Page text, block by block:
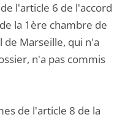
l'article 6 de l'accord
la 1ère chambre de
Marseille, qui n'a
n'a pas commis
de l'article 8 de la